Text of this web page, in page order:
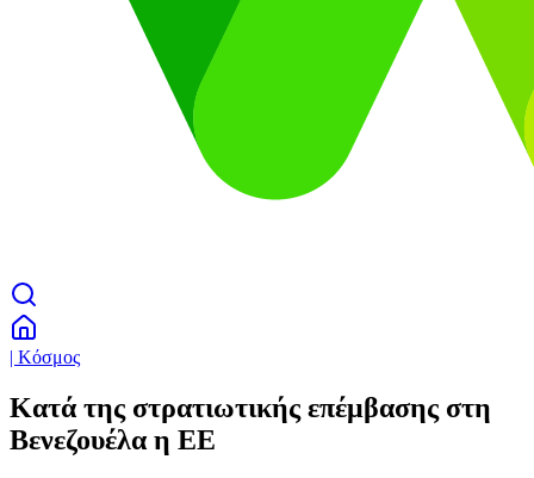
| Κόσμος
Κατά της στρατιωτικής επέμβασης στη
Βενεζουέλα η ΕΕ